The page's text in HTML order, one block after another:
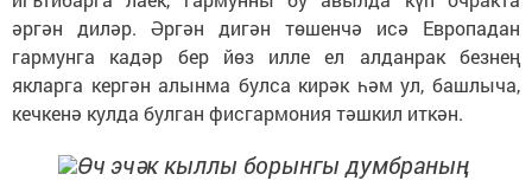
әргән диләр. Әргән дигән төшенчә исә Европадан
гармунга кадәр бер йөз илле ел алданрак безнең
якларга кергән алынма булса кирәк һәм ул, башлыча,
кечкенә кулда булган фисгармония тәшкил иткән.
Өч эчәк кыллы борынгы думбраның